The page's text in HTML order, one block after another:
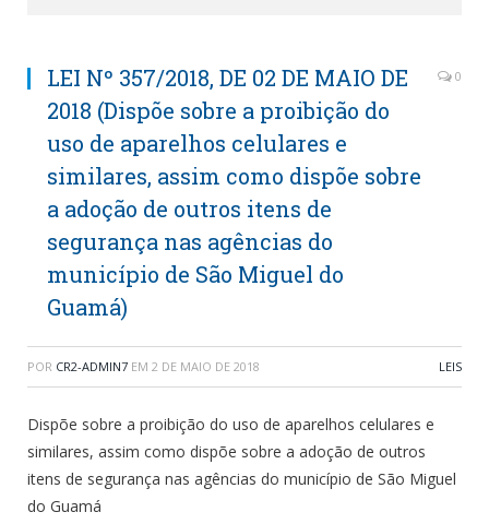
LEI Nº 357/2018, DE 02 DE MAIO DE
2018 (Dispõe sobre a proibição do
uso de aparelhos celulares e
similares, assim como dispõe sobre
a adoção de outros itens de
segurança nas agências do
município de São Miguel do
Guamá)
0
POR CR2-ADMIN7 EM 2 DE MAIO DE 2018 LEIS
Dispõe sobre a proibição do uso de aparelhos celulares e
similares, assim como dispõe sobre a adoção de outros
itens de segurança nas agências do município de São Miguel
do Guamá